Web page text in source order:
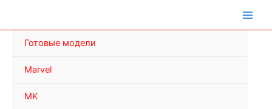
Готовые модели
Marvel
MK